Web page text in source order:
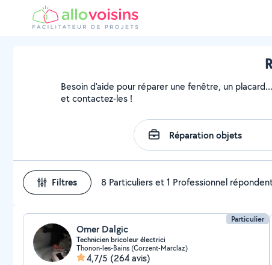
Besoin d'aide pour réparer une fenêtre, un
et contactez-les !
Filtres 8 Particuliers et 1 Professionnel
Particulier
Omer Dalgic
Technicien bricoleur électrici
Thonon-les-Bains (Corzent-Marclaz)
4,7/5 (264 avis)